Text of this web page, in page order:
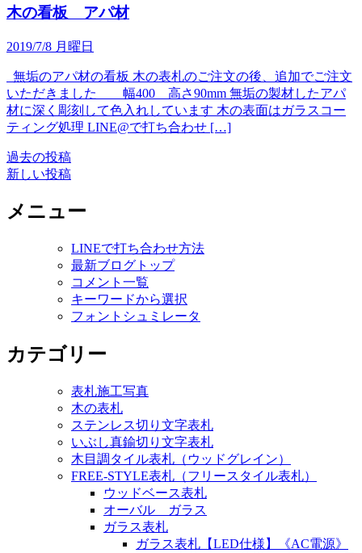
木の看板 アパ材
2019/7/8 月曜日
無垢のアパ材の看板 木の表札のご注文の後、追加でご注文
いただきました 幅400 高さ90mm 無垢の製材したアパ
材に深く彫刻して色入れしています 木の表面はガラスコー
ティング処理 LINE@で打ち合わせ […]
投
稿
ナ
ョ
ン
過去の投稿
新しい投稿
メニュー
LINEで打ち合わせ方法
最新ブログトップ
コメント一覧
キーワードから選択
フォントシュミレータ
カテゴリー
表札施工写真
木の表札
ステンレス切り文字表札
いぶし真鍮切り文字表札
木目調タイル表札（ウッドグレイン）
FREE-STYLE表札（フリースタイル表札）
ウッドベース表札
オーバル ガラス
ガラス表札
ガラス表札【LED仕様】《AC電源》